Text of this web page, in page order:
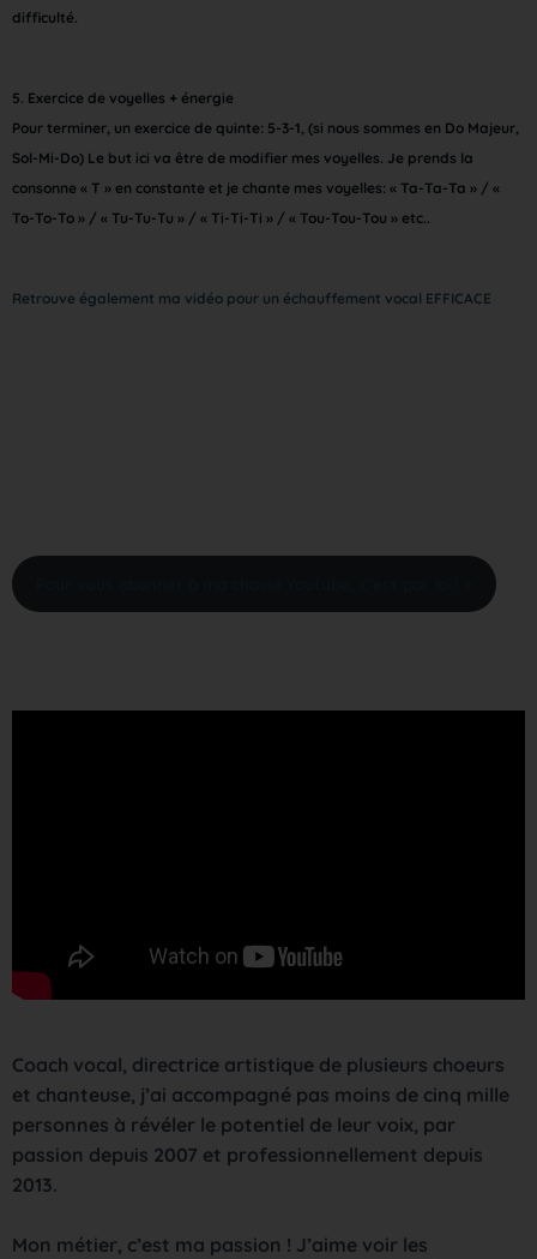
difficulté.
5. Exercice de voyelles + énergie
Pour terminer, un exercice de quinte: 5-3-1, (si nous sommes en Do Majeur,
Sol-Mi-Do) Le but ici va être de modifier mes voyelles. Je prends la
consonne « T » en constante et je chante mes voyelles: « Ta-Ta-Ta » / «
To-To-To » / « Tu-Tu-Tu » / « Ti-Ti-Ti » / « Tou-Tou-Tou » etc..
Retrouve également ma vidéo pour un échauffement vocal EFFICACE
Coach vocal, directrice artistique de plusieurs choeurs
et chanteuse, j’ai accompagné pas moins de cinq mille
personnes à révéler le potentiel de leur voix, par
passion depuis 2007 et professionnellement depuis
2013.
Mon métier, c’est ma passion ! J’aime voir les